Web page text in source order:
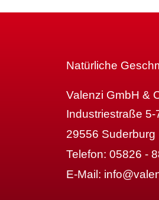
Natürliche
Valenzi GmbH &
Industriestraße 5-
29556 Suderburg
Telefon: 05826 -
E-Mail: